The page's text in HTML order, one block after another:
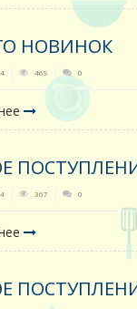
НОВИНОК
469 0
367 0